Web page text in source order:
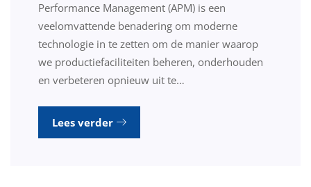
Performance Management (APM) is een
veelomvattende benadering om moderne
technologie in te zetten om de manier waarop
we productiefaciliteiten beheren, onderhouden
en verbeteren opnieuw uit te…
Lees verder